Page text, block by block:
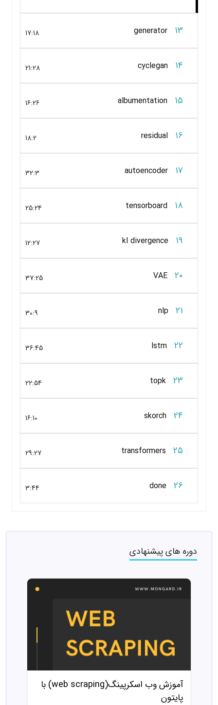
13
generator
17:18
14
cyclegan
21:28
15
albumentation
16:26
16
residual
18:2
17
autoencoder
32:3
18
tensorboard
25:24
19
kl divergence
12:27
20
VAE
37:25
21
nlp
30:9
22
lstm
36:45
23
topk
22:54
24
skorch
16:10
25
transformers
29:27
26
done
3:44
دوره های پیشنهادی
آموزش وب اسکرپینگ(web scraping) با
پایتون